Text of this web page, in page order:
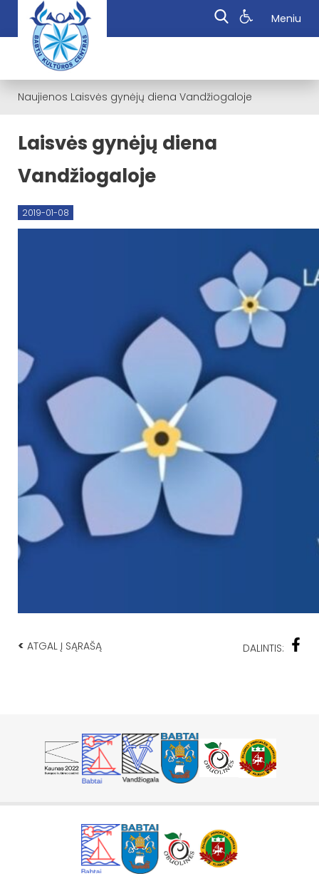
Meniu
Naujienos Laisvės gynėjų diena Vandžiogaloje
Laisvės gynėjų diena
Vandžiogaloje
2019-01-08
< ATGAL Į SĄRAŠĄ DALINTIS: